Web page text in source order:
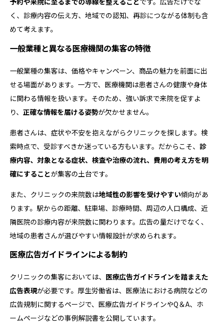
く、診療内容の伝え方、地域での認知、再診につながる体制も含
めて考えます。
一般業種と異なる医療機関の集客の特徴
一般業種の集客は、価格やキャンペーン、商品の魅力を前面に出
せる場面があります。一方で、医療機関は患者さんの健康や身体
に関わる情報を扱います。そのため、強い訴求で来院を促すよ
り、 正確な情報を届ける姿勢が欠かせません。
患者さんは、症状や不安を抱えながらクリニックを探します。検
索時点で、受診すべきか迷っている方もいます。だからこそ、 診
療内容、対象となる症状、検査や治療の流れ、費用の考え方を明
確にすることが集客の土台です。
また、クリニックの来院数は地域性の影響を受けやすい傾向があ
ります。駅からの距離、駐車場、診療時間、周辺の人口構成、近
隣医院の診療内容が来院数に関わります。広告の量だけでなく、
地域の患者さんが選びやすい情報設計が求められます。
医療広告ガイドラインによる制約
クリニックの集客においては、 医療広告ガイドラインを踏まえた
広告表現が必要です。厚生労働省は、医療法における病院などの
広告規制に関するページで、医療広告ガイドラインやQ＆A、ホ
ームページなどの事例解説書を公開しています。